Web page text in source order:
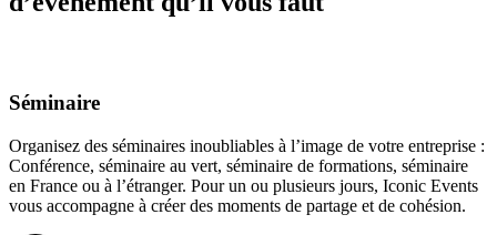
Séminaire
Organisez des séminaires inoubliables à l’image de votre entreprise :
Conférence, séminaire au vert, séminaire de formations, séminaire
en France ou à l’étranger. Pour un ou plusieurs jours, Iconic Events
vous accompagne à créer des moments de partage et de cohésion.